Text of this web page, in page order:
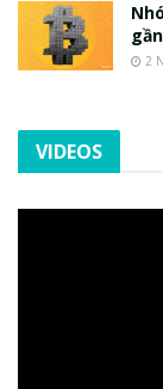
2
VIDEOS